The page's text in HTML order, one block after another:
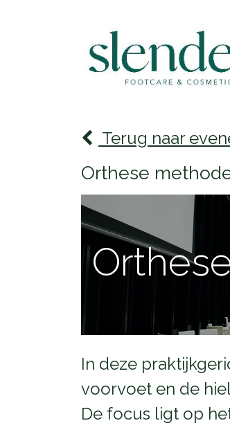
Terug naar
Orthese
In deze
voorvoet en de
De focus ligt op